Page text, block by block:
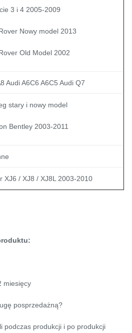
3 i 4 2005-2009
Nowy model 2013
Old Model 2002
Audi A6C6 A6C5 Audi Q7
stary i nowy model
Bentley 2003-2011
XJ6 / XJ8 / XJ8L 2003-2010
miesięcy
posprzedażną?
podczas produkcji i po produkcji